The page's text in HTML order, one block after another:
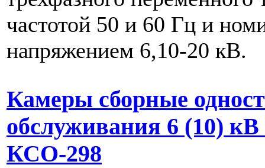
частотой 50 и 60 Гц и
напряжением 6,10-20 кВ.
Камеры сборные
обслуживания 6 (10) кВ
КСО-298